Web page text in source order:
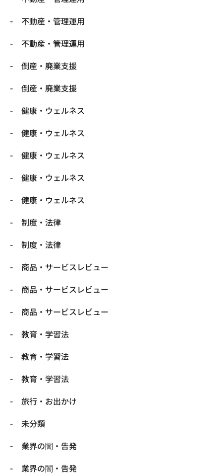
不動産・管理運用
不動産・管理運用
倒産・廃業支援
倒産・廃業支援
健康・ウェルネス
健康・ウェルネス
健康・ウェルネス
健康・ウェルネス
健康・ウェルネス
制度・法律
制度・法律
商品・サービスレビュー
商品・サービスレビュー
商品・サービスレビュー
教育・学習法
教育・学習法
教育・学習法
旅行・お出かけ
未分類
業界の闇・告発
業界の闇・告発